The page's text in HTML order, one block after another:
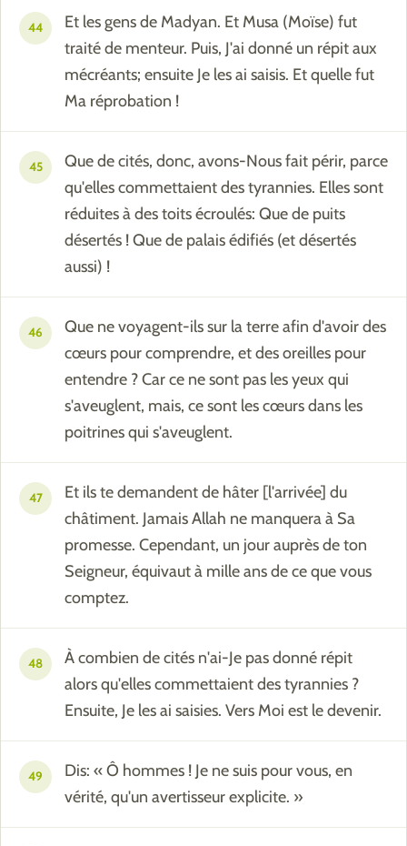
44
Et les gens de Madyan. Et Musa (Moïse) fut
traité de menteur. Puis, J'ai donné un répit aux
mécréants; ensuite Je les ai saisis. Et quelle fut
Ma réprobation !
45
Que de cités, donc, avons-Nous fait périr, parce
qu'elles commettaient des tyrannies. Elles sont
réduites à des toits écroulés: Que de puits
désertés ! Que de palais édifiés (et désertés
aussi) !
46
Que ne voyagent-ils sur la terre afin d'avoir des
cœurs pour comprendre, et des oreilles pour
entendre ? Car ce ne sont pas les yeux qui
s'aveuglent, mais, ce sont les cœurs dans les
poitrines qui s'aveuglent.
47
Et ils te demandent de hâter [l'arrivée] du
châtiment. Jamais Allah ne manquera à Sa
promesse. Cependant, un jour auprès de ton
Seigneur, équivaut à mille ans de ce que vous
comptez.
48
À combien de cités n'ai-Je pas donné répit
alors qu'elles commettaient des tyrannies ?
Ensuite, Je les ai saisies. Vers Moi est le devenir.
49
Dis: « Ô hommes ! Je ne suis pour vous, en
vérité, qu'un avertisseur explicite. »